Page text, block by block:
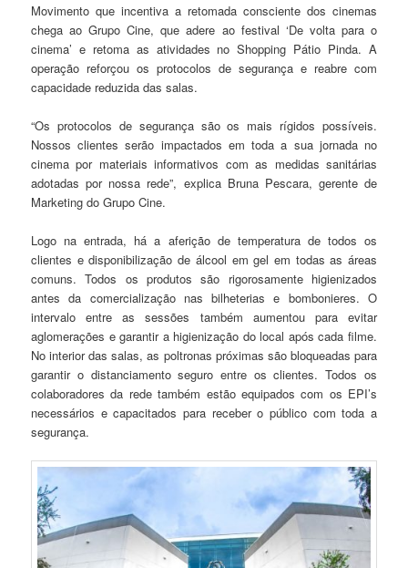
Movimento que incentiva a retomada consciente dos cinemas
chega ao Grupo Cine, que adere ao festival ‘De volta para o
cinema’ e retoma as atividades no Shopping Pátio Pinda. A
operação reforçou os protocolos de segurança e reabre com
capacidade reduzida das salas.
“Os protocolos de segurança são os mais rígidos possíveis.
Nossos clientes serão impactados em toda a sua jornada no
cinema por materiais informativos com as medidas sanitárias
adotadas por nossa rede”, explica Bruna Pescara, gerente de
Marketing do Grupo Cine.
Logo na entrada, há a aferição de temperatura de todos os
clientes e disponibilização de álcool em gel em todas as áreas
comuns. Todos os produtos são rigorosamente higienizados
antes da comercialização nas bilheterias e bombonieres. O
intervalo entre as sessões também aumentou para evitar
aglomerações e garantir a higienização do local após cada filme.
No interior das salas, as poltronas próximas são bloqueadas para
garantir o distanciamento seguro entre os clientes. Todos os
colaboradores da rede também estão equipados com os EPI’s
necessários e capacitados para receber o público com toda a
segurança.